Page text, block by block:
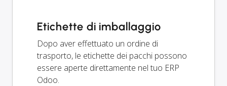
Etichette di imballaggio
Dopo aver effettuato un ordine di
trasporto, le etichette dei pacchi possono
essere aperte direttamente nel tuo ERP
Odoo.